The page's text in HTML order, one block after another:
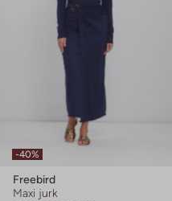
-40%
Freebird
Maxi jurk